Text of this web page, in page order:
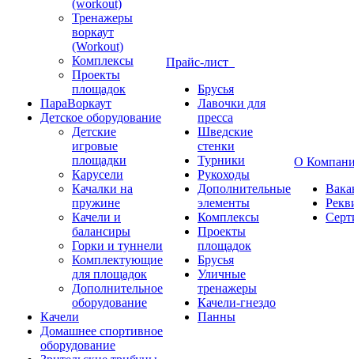
(workout)
Тренажеры
воркаут
(Workout)
Комплексы
Проекты
площадок
ПараВоркаут
Детское оборудование
Детские
игровые
площадки
Карусели
Качалки на
пружине
Качели и
балансиры
Горки и туннели
Комплектующие
для площадок
Дополнительное
оборудование
Качели
Домашнее спортивное
оборудование
Прайс-лист
Брусья
Лавочки для
пресса
Шведские
стенки
Турники
Рукоходы
Дополнительные
элементы
Комплексы
Проекты
площадок
Брусья
Уличные
тренажеры
Качели-гнездо
Панны
О